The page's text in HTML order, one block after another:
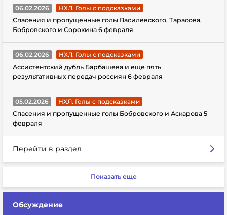
06.02.2026
НХЛ. Голы с подсказками
Спасения и пропущенные голы Василевского, Тарасова,
Бобровского и Сорокина 6 февраля
06.02.2026
НХЛ. Голы с подсказками
Ассистентский дубль Барбашева и еще пять
результативных передач россиян 6 февраля
05.02.2026
НХЛ. Голы с подсказками
Спасения и пропущенные голы Бобровского и Аскарова 5
февраля
Перейти в раздел
Показать еще
Обсуждение